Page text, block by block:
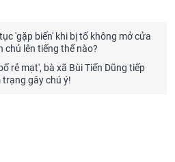
'gặp biến' khi bị tố không mở cửa
chủ lên tiếng thế nào?
rẻ mạt', bà xã Bùi Tiến Dũng tiếp
gây chú ý!